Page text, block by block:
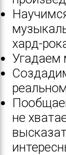
хард-
Угадаем
не